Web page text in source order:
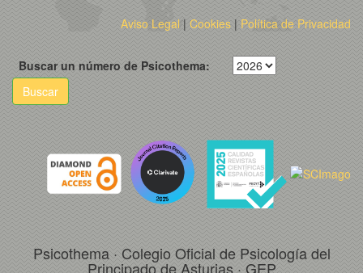
Aviso Legal| Cookies | Política de Privacidad
Buscar un número de Psicothema:
Buscar
Psicothema · Colegio Oficial de Psicología del
Principado de Asturias · GEP